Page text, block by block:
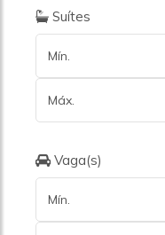
Suítes
Mín.
Máx.
Vaga(s)
Mín.